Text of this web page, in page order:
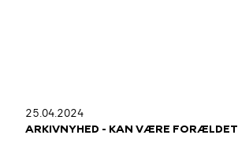
Du
25.04.2024
ARKIVNYHED - KAN VÆRE FORÆLDET